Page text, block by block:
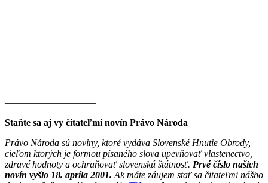
———————–——
Staňte sa aj vy čitateľmi novín Právo Národa
Právo Národa sú noviny, ktoré vydáva Slovenské Hnutie Obrody,
cieľom ktorých je formou písaného slova upevňovať vlastenectvo,
zdravé hodnoty a ochraňovať slovenskú štátnosť. Prvé číslo našich
novín vyšlo 18. apríla 2001. Ak máte záujem stať sa čitateľmi nášho